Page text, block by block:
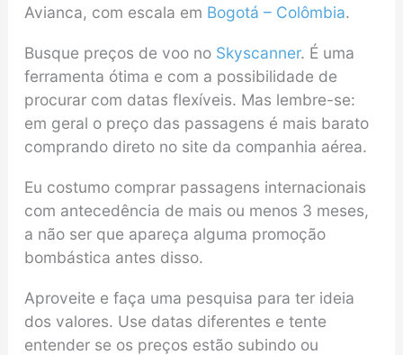
Avianca, com escala em Bogotá – Colômbia.
Busque preços de voo no Skyscanner. É uma
ferramenta ótima e com a possibilidade de
procurar com datas flexíveis. Mas lembre-se:
em geral o preço das passagens é mais barato
comprando direto no site da companhia aérea.
Eu costumo comprar passagens internacionais
com antecedência de mais ou menos 3 meses,
a não ser que apareça alguma promoção
bombástica antes disso.
Aproveite e faça uma pesquisa para ter ideia
dos valores. Use datas diferentes e tente
entender se os preços estão subindo ou